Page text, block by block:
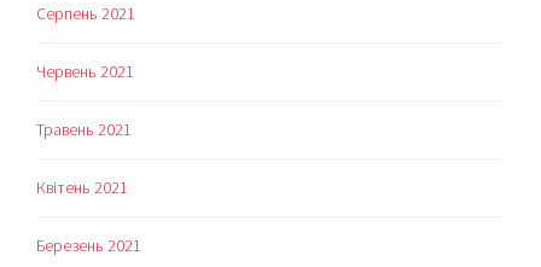
Серпень 2021
Червень 2021
Травень 2021
Квітень 2021
Березень 2021